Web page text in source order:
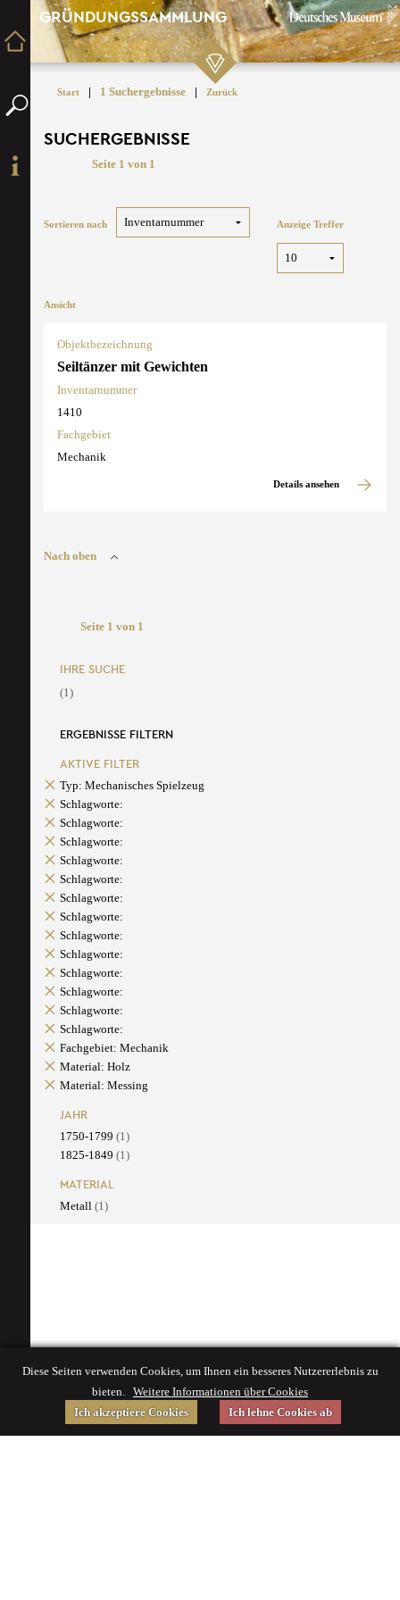
GRÜNDUNGSSAMMLUNG
Start | 1 Suchergebnisse | Zurück
SUCHERGEBNISSE
Seite 1 von 1
Sortieren nach Anzeige Treffer
Ansicht
Objektbezeichnung
Seiltänzer mit Gewichten
Inventarnummer
1410
Fachgebiet
Mechanik
Details ansehen
Nach oben
Seite 1 von 1
IHRE SUCHE
(1)
ERGEBNISSE FILTERN
AKTIVE FILTER
Typ: Mechanisches Spielzeug
Schlagworte:
Schlagworte:
Schlagworte:
Schlagworte:
Schlagworte:
Schlagworte:
Schlagworte:
Schlagworte:
Schlagworte:
Schlagworte:
Schlagworte:
Schlagworte:
Schlagworte:
Fachgebiet: Mechanik
Material: Holz
Material: Messing
JAHR
1750-1799 (1)
1825-1849 (1)
MATERIAL
Metall (1)
Diese Seiten verwenden Cookies, um Ihnen ein besseres Nutzererlebnis zu
bieten. Weitere Informationen über Cookies
Ich akzeptiere Cookies
Ich lehne Cookies ab